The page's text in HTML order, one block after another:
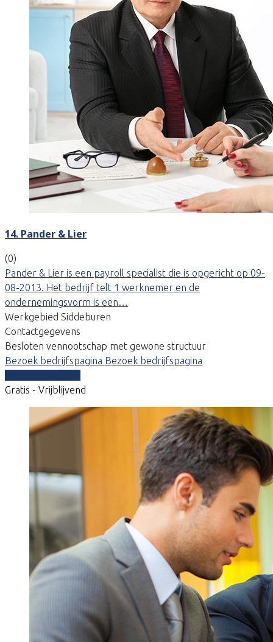
14. Pander & Lier
(0)
Pander & Lier is een payroll specialist die is opgericht op 09-
08-2013. Het bedrijf telt 1 werknemer en de
ondernemingsvorm is een…
Werkgebied Siddeburen
Contactgegevens
Besloten vennootschap met gewone structuur
Bezoek bedrijfspagina Bezoek bedrijfspagina
Gratis - Vrijblijvend